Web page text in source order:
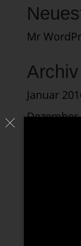
Mr
Archiv
Januar
Dezember